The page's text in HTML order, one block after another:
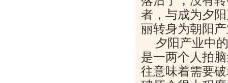
者，与成为夕
丽转身为朝阳
夕阳产业中
是一两个人拍
往意味着需要